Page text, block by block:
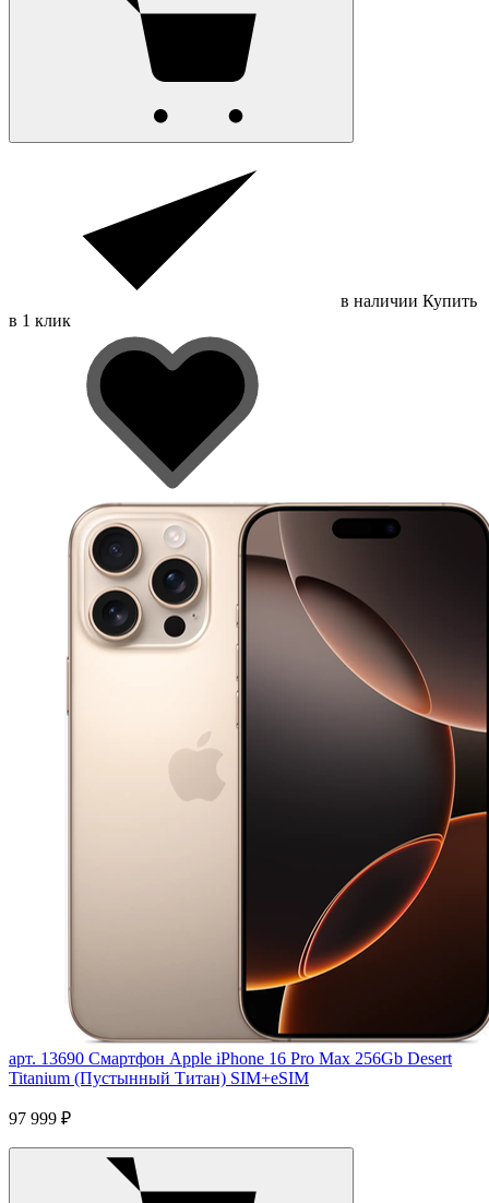
в наличии Купить
в 1 клик
арт. 13690 Смартфон Apple iPhone 16 Pro Max 256Gb Desert
Titanium (Пустынный Титан) SIM+eSIM
97 999 ₽